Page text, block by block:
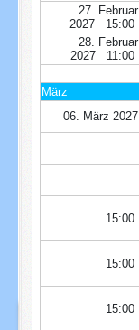
27. Februar
2027 15:00
28. Februar
2027 11:00
März
06. März 2027
15:00
15:00
15:00